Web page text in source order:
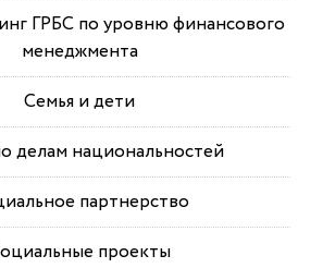
ГРБС по уровню финансового
менеджмента
Семья и дети
делам национальностей
партнерство
проекты